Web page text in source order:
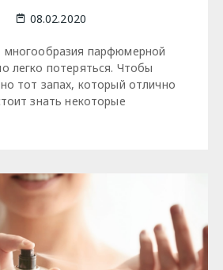
08.02.2020
парфюмерной
легко потеряться. Чтобы
тот запах, который отлично
знать некоторые